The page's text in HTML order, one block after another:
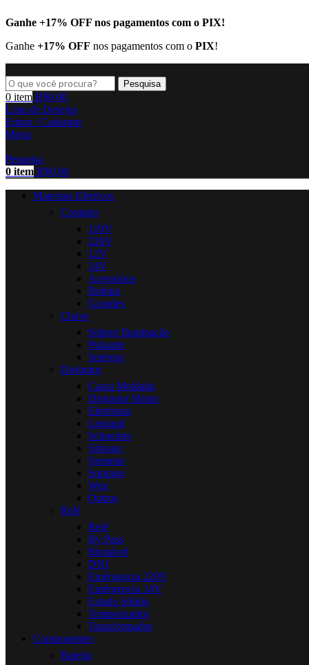
Ganhe +17% OFF nos pagamentos com o PIX!
Ganhe +17% OFF nos pagamentos com o PIX!
Pesquisa
0 item R$0,00
Lista de Desejos
Entrar / Cadastrar
Menu
Pesquisa
0 item R$0,00
Materiais Elétricos
Contator
110V
220V
12V
24V
Acessórios
Bobina
Grandes
Chave
Seletor Iluminação
Pulsante
Seletora
Disjuntor
Caixa Moldada
Disjuntor Motor
Eletromar
Legrand
Schneider
Sibratec
Siemens
Soprano
Weg
Outros
Relé
Relé
By Pass
Biestável
DNI
Emêrgencia 220V
Emêrgencia 24V
Estado Sólido
Temporizador
Transformador
Componentes
Bateria